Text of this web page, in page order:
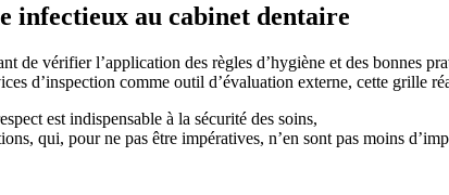
infectieux au cabinet dentaire
de vérifier l’application des règles d’hygiène et des bonnes
d’inspection comme outil d’évaluation externe, cette grille
est indispensable à la sécurité des soins,
qui, pour ne pas être impératives, n’en sont pas moins